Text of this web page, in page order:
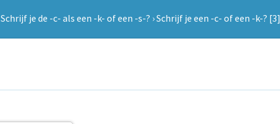
Schrijf je de -c- als een -k- of een -s-? ›Schrijf je een -c- of een -k-? [3]